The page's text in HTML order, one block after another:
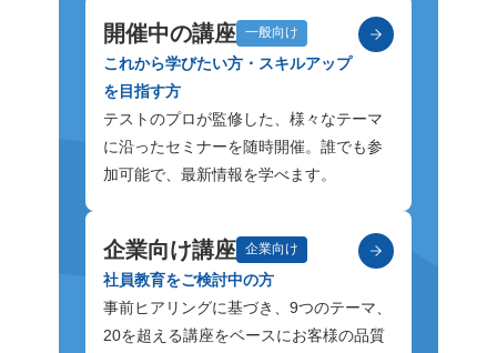
開催中の講座 一般向け
これから学びたい方・スキルアップ
を目指す方
テストのプロが監修した、様々なテーマ
に沿ったセミナーを随時開催。誰でも参
加可能で、最新情報を学べます。
企業向け講座 企業向け
社員教育をご検討中の方
事前ヒアリングに基づき、9つのテーマ、
20を超える講座をベースにお客様の品質